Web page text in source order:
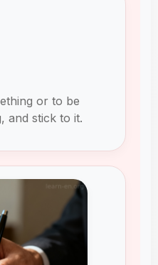
or to be
and stick to it.